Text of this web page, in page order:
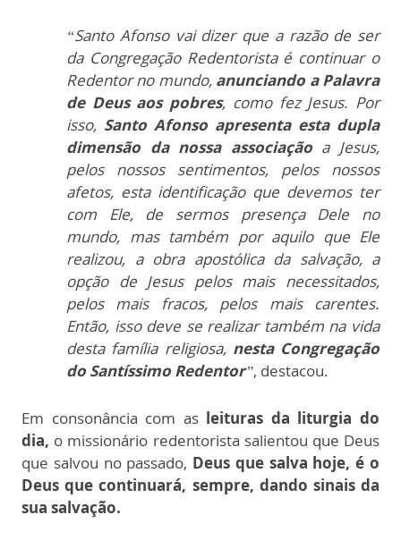
“Santo Afonso vai dizer que a razão de ser
da Congregação Redentorista é continuar o
Redentor no mundo,anunciando a Palavra
de Deus aos pobres, como fez Jesus. Por
isso, Santo Afonso apresenta esta dupla
dimensão da nossa associação a Jesus,
pelos nossos sentimentos, pelos nossos
afetos, esta identificação que devemos ter
com Ele, de sermos presença Dele no
mundo, mas também por aquilo que Ele
realizou, a obra apostólica da salvação, a
opção de Jesus pelos mais necessitados,
pelos mais fracos, pelos mais carentes.
Então, isso deve se realizar também na vida
desta família religiosa, nesta Congregação
do Santíssimo Redentor”, destacou.
Em consonância com as leituras da liturgia do
dia, o missionário redentorista salientou que Deus
que salvou no passado, Deus que salva hoje, é o
Deus que continuará, sempre, dando sinais da
sua salvação.